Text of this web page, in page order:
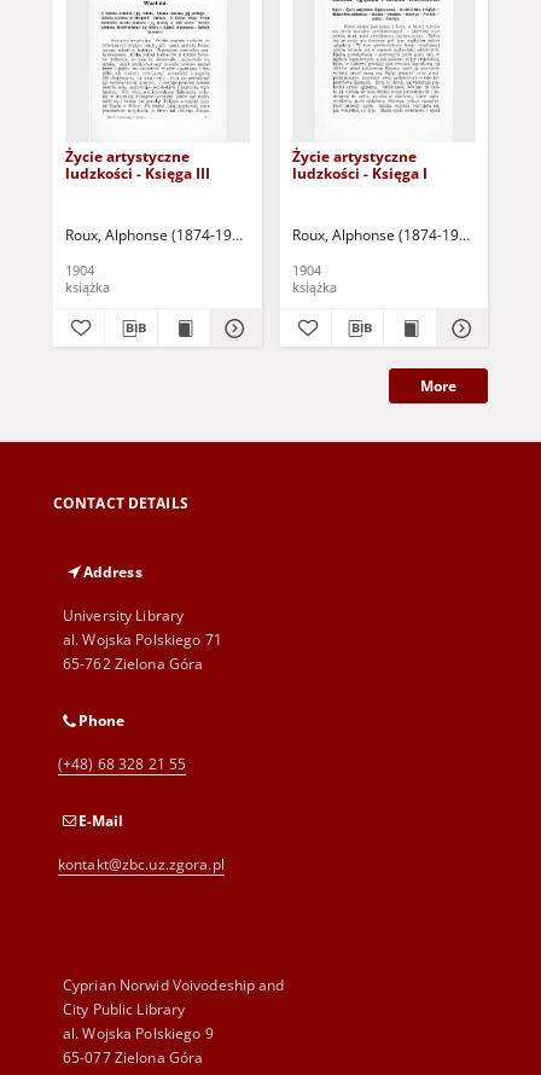
Życie artystyczne
ludzkości - Księga III
Roux, Alphonse (1874-1937) Lorentowicz, Jan (1868-1940) - tł.
1904
książka
Życie artystyczne
ludzkości - Księga I
Roux, Alphonse (1874-1937)
1904
książka
More
CONTACT DETAILS
Address
University Library
al. Wojska Polskiego 71
65-762 Zielona Góra
Phone
(+48) 68 328 21 55
E-Mail
kontakt@zbc.uz.zgora.pl
Cyprian Norwid Voivodeship and
City Public Library
al. Wojska Polskiego 9
65-077 Zielona Góra